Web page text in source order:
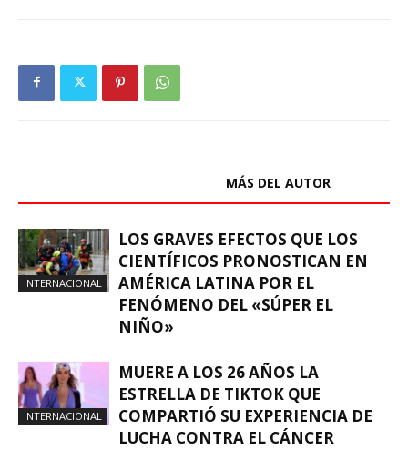
MÁS DEL AUTOR
INTERNACIONAL
LOS GRAVES EFECTOS QUE LOS
CIENTÍFICOS PRONOSTICAN EN
AMÉRICA LATINA POR EL
FENÓMENO DEL «SÚPER EL
NIÑO»
INTERNACIONAL
MUERE A LOS 26 AÑOS LA
ESTRELLA DE TIKTOK QUE
COMPARTIÓ SU EXPERIENCIA DE
LUCHA CONTRA EL CÁNCER